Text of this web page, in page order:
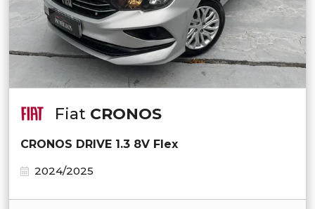
Fiat CRONOS
CRONOS DRIVE 1.3 8V Flex
2024/2025